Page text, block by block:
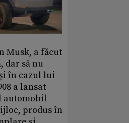
Musk, a făcut
dar să nu
în cazul lui
a lansat
automobil
produs în